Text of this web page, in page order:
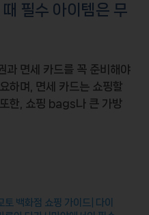
필수 아이템은 무
과 면세 카드를 꼭 준비해야
하며, 면세 카드는 쇼핑할
한, 쇼핑 bags나 큰 가방
토 백화점 쇼핑 가이드| 다이